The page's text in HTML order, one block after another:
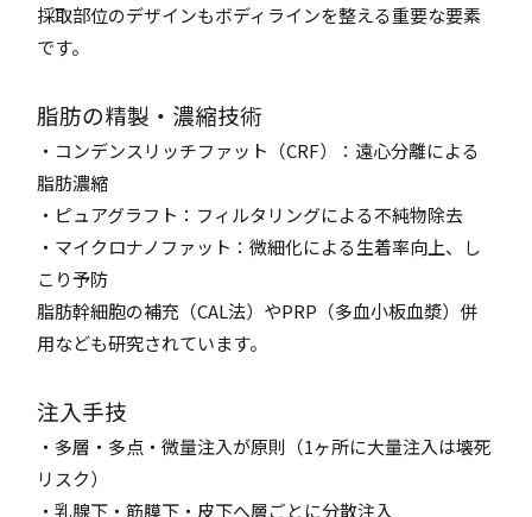
採取部位のデザインもボディラインを整える重要な要素
です。
脂肪の精製・濃縮技術
・コンデンスリッチファット（CRF）：遠心分離による
脂肪濃縮
・ピュアグラフト：フィルタリングによる不純物除去
・マイクロナノファット：微細化による生着率向上、し
こり予防
脂肪幹細胞の補充（CAL法）やPRP（多血小板血漿）併
用なども研究されています。
注入手技
・多層・多点・微量注入が原則（1ヶ所に大量注入は壊死
リスク）
・乳腺下・筋膜下・皮下へ層ごとに分散注入